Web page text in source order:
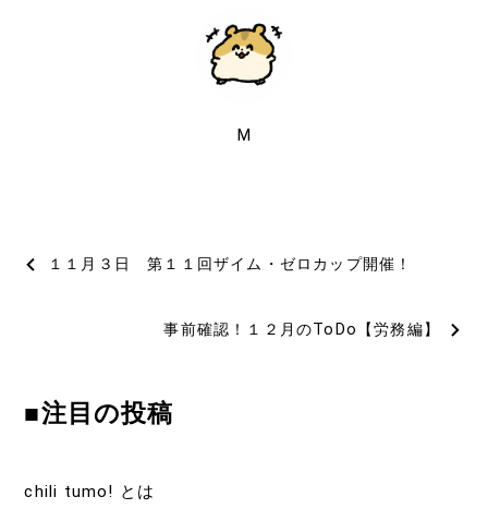
M
投
ゲ
１１月３日 第１１回ザイム・ゼロカップ開催！
事前確認！１２月のToDo【労務編】
■注目の投稿
chili tumo! とは